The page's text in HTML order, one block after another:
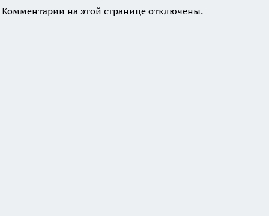
Комментарии на этой странице отключены.